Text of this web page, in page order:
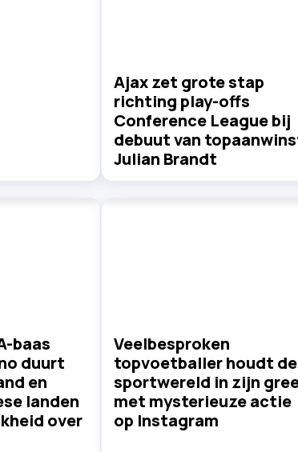
Ajax zet grote stap
richting play-offs
Conference League bij
debuut van
Julian Brandt
baas
duurt
en
landen
over
Veelbesproken
topvoetballer houdt de
sportwereld in zijn
met mysterieuze actie
op Instagram